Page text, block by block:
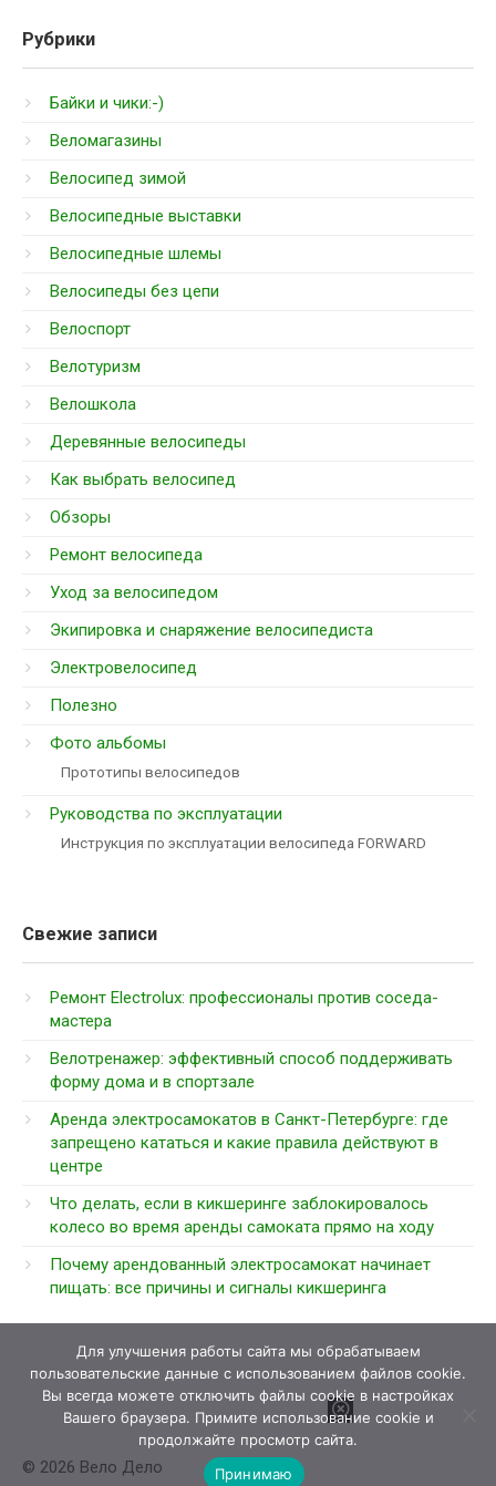
Рубрики
Байки и чики:-)
Веломагазины
Велосипед зимой
Велосипедные выставки
Велосипедные шлемы
Велосипеды без цепи
Велоспорт
Велотуризм
Велошкола
Деревянные велосипеды
Как выбрать велосипед
Обзоры
Ремонт велосипеда
Уход за велосипедом
Экипировка и снаряжение велосипедиста
Электровелосипед
Полезно
Фото альбомы
Прототипы велосипедов
Руководства по эксплуатации
Инструкция по эксплуатации велосипеда FORWARD
Свежие записи
Ремонт Electrolux: профессионалы против соседа-
мастера
Велотренажер: эффективный способ поддерживать
форму дома и в спортзале
Аренда электросамокатов в Санкт-Петербурге: где
запрещено кататься и какие правила действуют в
центре
Что делать, если в кикшеринге заблокировалось
колесо во время аренды самоката прямо на ходу
Почему арендованный электросамокат начинает
пищать: все причины и сигналы кикшеринга
© 2026 Вело Дело
Для улучшения работы сайта мы обрабатываем
пользовательские данные с использованием файлов cookie.
Вы всегда можете отключить файлы cookie в настройках
Вашего браузера. Примите использование cookie и
продолжайте просмотр сайта.
Принимаю